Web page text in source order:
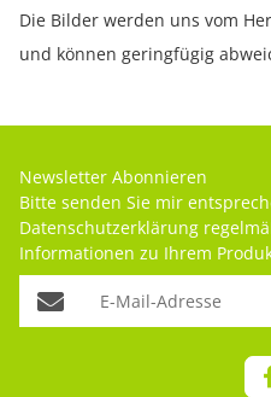
Die Bilder werden uns vom
und können geringfügig
Newsletter Abonnieren
Bitte senden Sie mir
Datenschutzerklärung
Informationen zu Ihrem